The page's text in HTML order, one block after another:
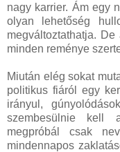
nagy karrier. Ám egy
olyan lehetőség
megváltoztathatja.
minden reménye
Miután elég sokat
politikus fiáról egy
irányul,
szembesülnie kell
megpróbál csak
mindennapos